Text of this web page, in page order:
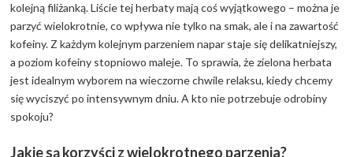
kolejną filiżanką. Liście tej herbaty mają coś wyjątkowego – można je
parzyć wielokrotnie, co wpływa nie tylko na smak, ale i na zawartość
kofeiny. Z każdym kolejnym parzeniem napar staje się delikatniejszy,
a poziom kofeiny stopniowo maleje. To sprawia, że zielona herbata
jest idealnym wyborem na wieczorne chwile relaksu, kiedy chcemy
się wyciszyć po intensywnym dniu. A kto nie potrzebuje odrobiny
spokoju?
Jakie są korzyści z wielokrotnego parzenia?